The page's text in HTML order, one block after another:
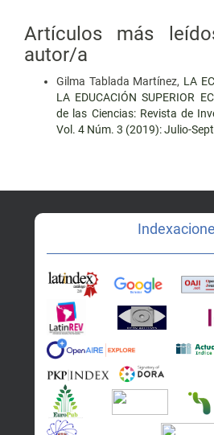
Artículos más
autor/a
Gilma Tablada Martínez, LA
LA EDUCACIÓN SUPERIOR
de las Ciencias: Revista de
Vol. 4 Núm. 3 (2019): Julio-